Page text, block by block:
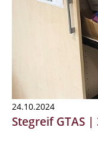
24.10.2024
Stegreif GTAS